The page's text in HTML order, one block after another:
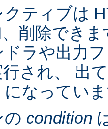
クティブは
削除でき
ラや出力
され、 出
なってい
の condition